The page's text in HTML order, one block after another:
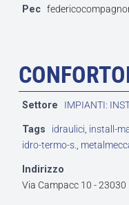
Pec
Settore IMPIANTI:
Tags idraulici, install-
idro-termo-s.,
Indirizzo
Via Campacc 10 - 23030